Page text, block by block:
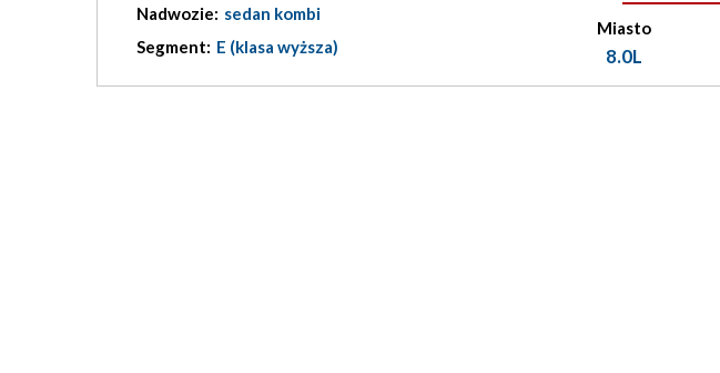
Nadwozie: sedan kombi
Segment: E (klasa wyższa)
Miasto
8.0L